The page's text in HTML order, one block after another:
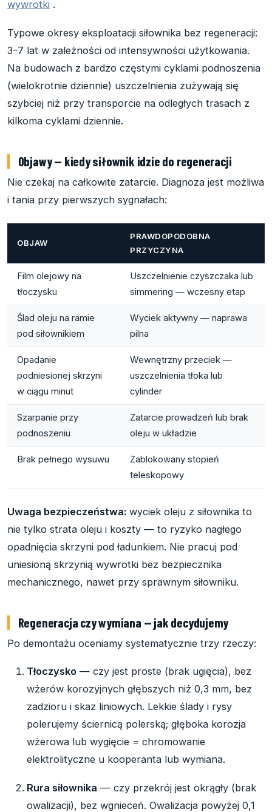
wywrotki .
Typowe okresy eksploatacji siłownika bez regeneracji:
3–7 lat w zależności od intensywności użytkowania.
Na budowach z bardzo częstymi cyklami podnoszenia
(wielokrotnie dziennie) uszczelnienia zużywają się
szybciej niż przy transporcie na odległych trasach z
kilkoma cyklami dziennie.
Objawy — kiedy siłownik idzie do regeneracji
Nie czekaj na całkowite zatarcie. Diagnoza jest możliwa
i tania przy pierwszych sygnałach:
OBJAW
PRAWDOPODOBNA
PRZYCZYNA
Film olejowy na
tłoczysku
Uszczelnienie czyszczaka lub
simmering — wczesny etap
Ślad oleju na ramie
pod siłownikiem
Wyciek aktywny — naprawa
pilna
Opadanie
podniesionej skrzyni
w ciągu minut
Wewnętrzny przeciek —
uszczelnienia tłoka lub
cylinder
Szarpanie przy
podnoszeniu
Zatarcie prowadzeń lub brak
oleju w układzie
Brak pełnego wysuwu
Zablokowany stopień
teleskopowy
Uwaga bezpieczeństwa: wyciek oleju z siłownika to
nie tylko strata oleju i koszty — to ryzyko nagłego
opadnięcia skrzyni pod ładunkiem. Nie pracuj pod
uniesioną skrzynią wywrotki bez bezpiecznika
mechanicznego, nawet przy sprawnym siłowniku.
Regeneracja czy wymiana — jak decydujemy
Po demontażu oceniamy systematycznie trzy rzeczy:
Tłoczysko — czy jest proste (brak ugięcia), bez
wżerów korozyjnych głębszych niż 0,3 mm, bez
zadzioru i skaz liniowych. Lekkie ślady i rysy
polerujemy ściernicą polerską; głęboka korozja
wżerowa lub wygięcie = chromowanie
elektrolityczne u kooperanta lub wymiana.
Rura siłownika — czy przekrój jest okrągły (brak
owalizacji), bez wgnieceń. Owalizacja powyżej 0,1